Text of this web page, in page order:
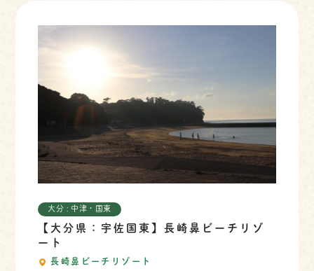
大分 : 中津・国東
【大分県：宇佐国東】長崎鼻ビーチリゾ
ート
長崎鼻ビーチリゾート